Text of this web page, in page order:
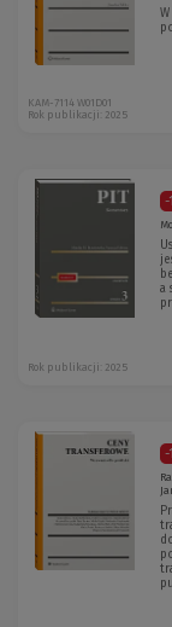
KAM-7114 W01D01
Rok publikacji: 2025
-
a
Rok publikacji: 2025
-